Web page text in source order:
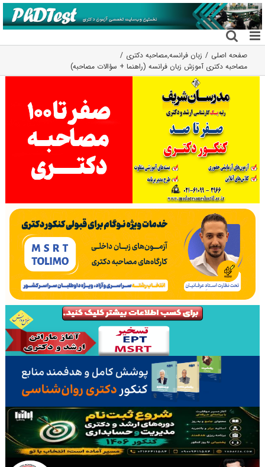
رفتن
به
محتوا
صفحه اصلی زبان فرانسه,مصاحبه دکتری
مصاحبه دکتری آموزش زبان فرانسه (راهنما + سؤالات مصاحبه)